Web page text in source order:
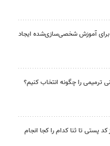
برای آموزش شخصی‌سازی‌شده ایجاد
ترمیمی را چگونه انتخاب کنیم؟
پستی تا ثنا کدام را کجا انجام